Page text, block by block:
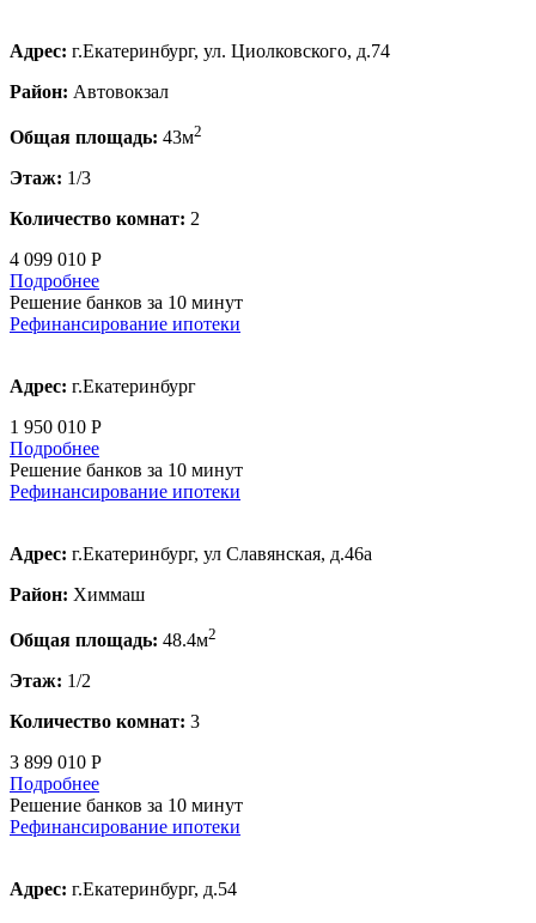
Адрес: г.Екатеринбург, ул. Циолковского, д.74
Район: Автовокзал
Общая площадь: 43м2
Этаж: 1/3
Количество комнат: 2
4 099 010 Р
Подробнее
Решение банков за 10 минут
Рефинансирование ипотеки
Адрес: г.Екатеринбург
1 950 010 Р
Подробнее
Решение банков за 10 минут
Рефинансирование ипотеки
Адрес: г.Екатеринбург, ул Славянская, д.46а
Район: Химмаш
Общая площадь: 48.4м2
Этаж: 1/2
Количество комнат: 3
3 899 010 Р
Подробнее
Решение банков за 10 минут
Рефинансирование ипотеки
Адрес: г.Екатеринбург, д.54